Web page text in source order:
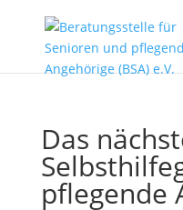
Das
pflegende